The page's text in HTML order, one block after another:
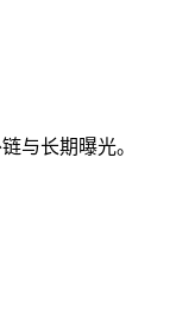
与长期曝光。